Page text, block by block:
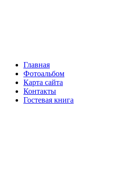
Главная
Фотоальбом
Карта сайта
Контакты
Гостевая книга